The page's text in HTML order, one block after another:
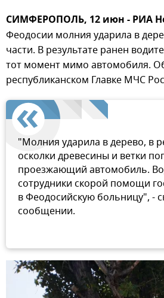
СИМФЕРОПОЛЬ, 12 июн - РИА
Феодосии молния ударила в
части. В результате ранен
тот момент мимо автомобиля.
республиканском Главке МЧС
"Молния ударила в дерево, в
осколки древесины и ветки
проезжающий автомобиль.
сотрудники скорой помощи
в Феодосийскую больницу", -
сообщении.